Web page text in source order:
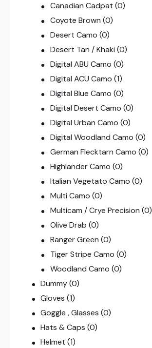
Canadian Cadpat (0)
Coyote Brown (0)
Desert Camo (0)
Desert Tan / Khaki (0)
Digital ABU Camo (0)
Digital ACU Camo (1)
Digital Blue Camo (0)
Digital Desert Camo (0)
Digital Urban Camo (0)
Digital Woodland Camo (0)
German Flecktarn Camo (0)
Highlander Camo (0)
Italian Vegetato Camo (0)
Multi Camo (0)
Multicam / Crye Precision (0)
Olive Drab (0)
Ranger Green (0)
Tiger Stripe Camo (0)
Woodland Camo (0)
Dummy (0)
Gloves (1)
Goggle , Glasses (0)
Hats & Caps (0)
Helmet (1)